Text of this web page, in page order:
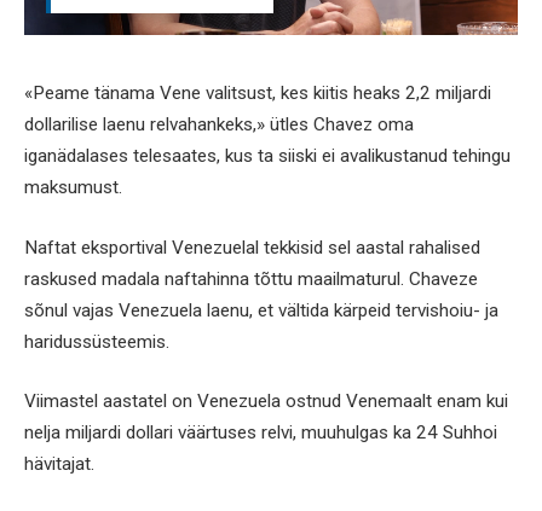
«Peame tänama Vene valitsust, kes kiitis heaks 2,2 miljardi
dollarilise laenu relvahankeks,» ütles Chavez oma
iganädalases telesaates, kus ta siiski ei avalikustanud tehingu
maksumust.
Naftat eksportival Venezuelal tekkisid sel aastal rahalised
raskused madala naftahinna tõttu maailmaturul. Chaveze
sõnul vajas Venezuela laenu, et vältida kärpeid tervishoiu- ja
haridussüsteemis.
Viimastel aastatel on Venezuela ostnud Venemaalt enam kui
nelja miljardi dollari väärtuses relvi, muuhulgas ka 24 Suhhoi
hävitajat.